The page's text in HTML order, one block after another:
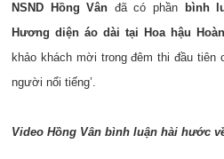
NSND Hồng Vân đã có phần
bình
Hương diện áo dài tại Hoa hậu
khảo khách mời trong đêm thi đầu tiên
người nổi tiếng’.
Video Hồng Vân bình luận hài hước